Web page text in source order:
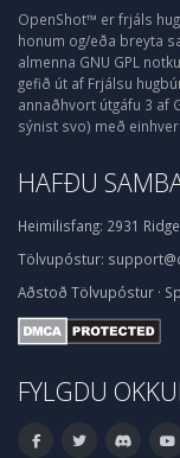
OpenShot™ er frjáls
honum og/eða breyta
almenna GNU GPL
gefið út af Frjálsu
annaðhvort útgáfu 3 af
sýnist svo) með
HAFÐU
Heimilisfang: 2931
Tölvupóstur:
Aðstoð Tölvupóstur ·
FYLGDU